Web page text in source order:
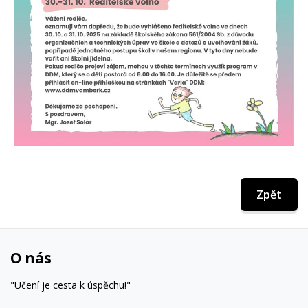
Zpět
O nás
"Učení je cesta k úspěchu!"